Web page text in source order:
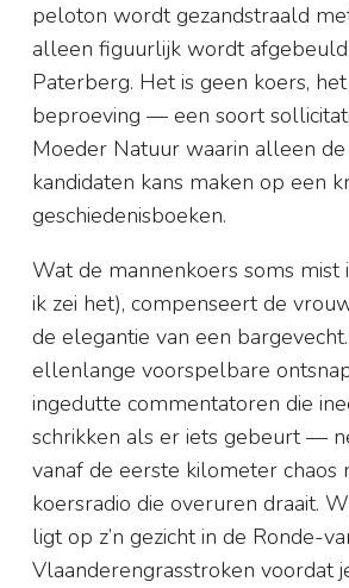
peloton wordt gezandstraald
alleen figuurlijk wordt
Paterberg. Het is geen koers,
beproeving — een soort
Moeder Natuur waarin alleen
kandidaten kans maken op een
geschiedenisboeken.
Wat de mannenkoers soms mist
ik zei het), compenseert de
de elegantie van een
ellenlange voorspelbare
ingedutte commentatoren die
schrikken als er iets gebeurt —
vanaf de eerste kilometer chaos
koersradio die overuren draait.
ligt op z’n gezicht in de Ronde-
Vlaanderengrasstroken voordat